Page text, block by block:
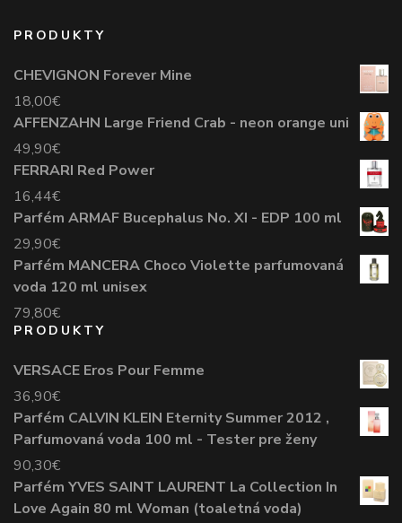
PRODUKTY
CHEVIGNON Forever Mine
18,00€
AFFENZAHN Large Friend Crab - neon orange uni
49,90€
FERRARI Red Power
16,44€
Parfém ARMAF Bucephalus No. XI - EDP 100 ml
29,90€
Parfém MANCERA Choco Violette parfumovaná
voda 120 ml unisex
79,80€
PRODUKTY
VERSACE Eros Pour Femme
36,90€
Parfém CALVIN KLEIN Eternity Summer 2012 ,
Parfumovaná voda 100 ml - Tester pre ženy
90,30€
Parfém YVES SAINT LAURENT La Collection In
Love Again 80 ml Woman (toaletná voda)